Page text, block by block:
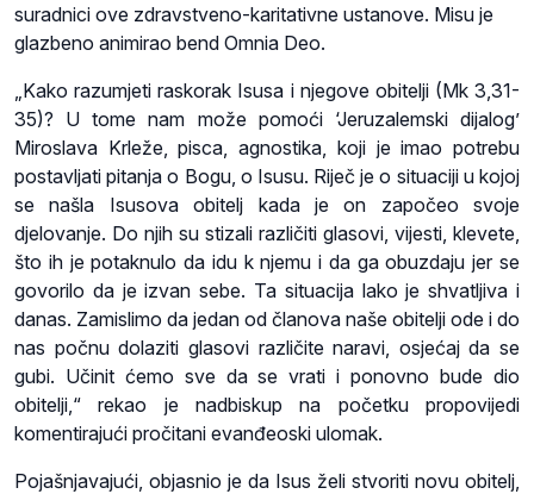
suradnici ove zdravstveno-karitativne ustanove. Misu je
glazbeno animirao bend Omnia Deo.
„Kako razumjeti raskorak Isusa i njegove obitelji (Mk 3,31-
35)? U tome nam može pomoći ‘Jeruzalemski dijalog’
Miroslava Krleže, pisca, agnostika, koji je imao potrebu
postavljati pitanja o Bogu, o Isusu. Riječ je o situaciji u kojoj
se našla Isusova obitelj kada je on započeo svoje
djelovanje. Do njih su stizali različiti glasovi, vijesti, klevete,
što ih je potaknulo da idu k njemu i da ga obuzdaju jer se
govorilo da je izvan sebe. Ta situacija lako je shvatljiva i
danas. Zamislimo da jedan od članova naše obitelji ode i do
nas počnu dolaziti glasovi različite naravi, osjećaj da se
gubi. Učinit ćemo sve da se vrati i ponovno bude dio
obitelji,“ rekao je nadbiskup na početku propovijedi
komentirajući pročitani evanđeoski ulomak.
Pojašnjavajući, objasnio je da Isus želi stvoriti novu obitelj,